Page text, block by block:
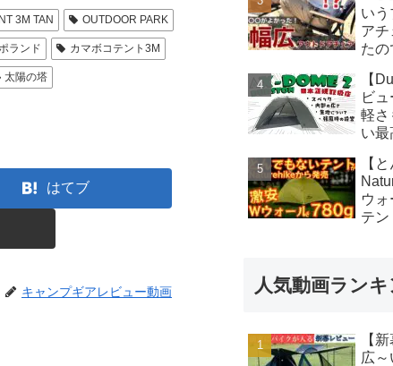
3M TAN OUTDOOR PARK
ランド カマボコテント3M
太陽の塔
はてブ
キャンプギアレビュー動画
いう
アチ
たの
プ
【
ビ
軽さ
い最
ダ
【
ウ
テン
【ア
人気動画ランキ
【
広